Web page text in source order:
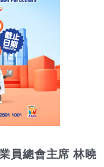
員總會主席 林曉